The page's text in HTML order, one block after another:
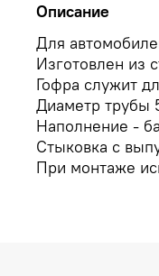
Описание
Для
Изготовлен из
Гофра служит
Диаметр трубы
Наполнение -
Стыковка с
При монтаже